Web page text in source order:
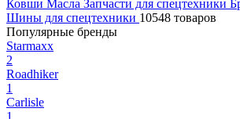
Ковши Масла Запчасти для спецтехники
Шины для спецтехники 10548 товаров
Популярные бренды
Starmaxx
2
Roadhiker
1
Carlisle
1